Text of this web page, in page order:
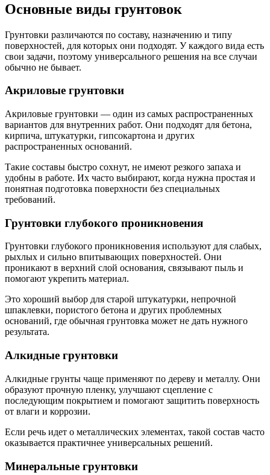
Основные виды грунтовок
Грунтовки различаются по составу, назначению и типу
поверхностей, для которых они подходят. У каждого вида есть
свои задачи, поэтому универсального решения на все случаи
обычно не бывает.
Акриловые грунтовки
Акриловые грунтовки — один из самых распространенных
вариантов для внутренних работ. Они подходят для бетона,
кирпича, штукатурки, гипсокартона и других
распространенных оснований.
Такие составы быстро сохнут, не имеют резкого запаха и
удобны в работе. Их часто выбирают, когда нужна простая и
понятная подготовка поверхности без специальных
требований.
Грунтовки глубокого проникновения
Грунтовки глубокого проникновения используют для слабых,
рыхлых и сильно впитывающих поверхностей. Они
проникают в верхний слой основания, связывают пыль и
помогают укрепить материал.
Это хороший выбор для старой штукатурки, непрочной
шпаклевки, пористого бетона и других проблемных
оснований, где обычная грунтовка может не дать нужного
результата.
Алкидные грунтовки
Алкидные грунты чаще применяют по дереву и металлу. Они
образуют прочную пленку, улучшают сцепление с
последующим покрытием и помогают защитить поверхность
от влаги и коррозии.
Если речь идет о металлических элементах, такой состав часто
оказывается практичнее универсальных решений.
Минеральные грунтовки